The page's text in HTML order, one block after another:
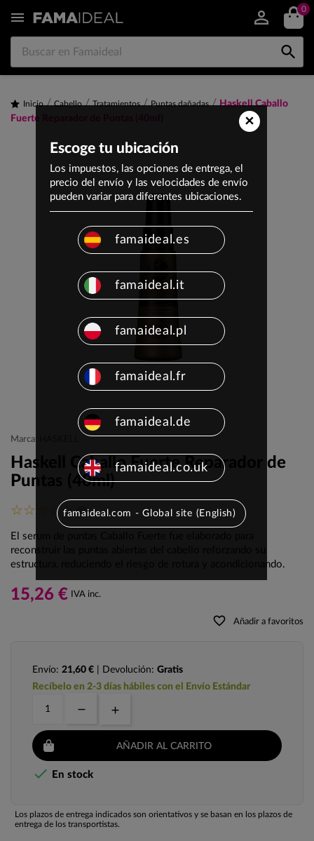
 0

Inicio Cabello Tratamientos Puntas dañadas
Haskell Caballo
Fuerte Reparador de Puntas (40ml)
Marca: HASKELL
Haskell Caballo Fuerte Reparador de
Puntas (40ml)
(0)
El serum de puntas Caballo Fuerte fue elaborado para
reconstruir las puntas abiertas del cabello reforzando su
estructura, reduciendo el riesgo de rotura y acondicionando.
15,26 € IVA inc.
favorite_border Añadir a favoritos
Envío: 21,60 € | Devolución: Gratis
Recíbelo en 2-3 días hábiles con el Envío Estándar
AÑADIR AL CARRITO
 En stock
Los plazos de entrega indicados son orientativos y se basan en los plazos de
entrega de los transportistas.
×
Escoge tu ubicación
Los impuestos, las opciones de entrega, el
precio del envío y las velocidades de envío
pueden variar para diferentes ubicaciones.
famaideal.es
famaideal.it
famaideal.pl
famaideal.fr
famaideal.de
famaideal.co.uk
famaideal.com - Global site (English)